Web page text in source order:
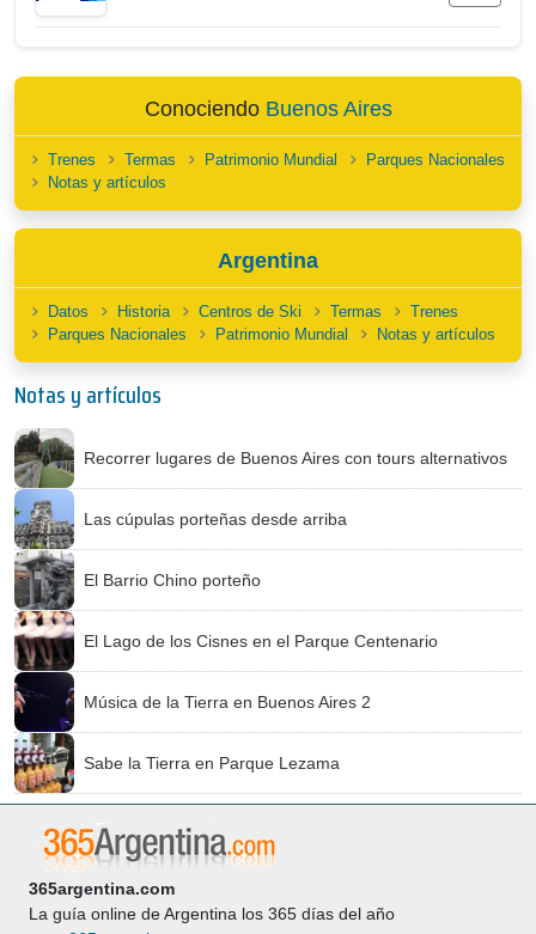
Conociendo Buenos Aires
Trenes Termas Patrimonio Mundial
Parques Nacionales
Notas y artículos
Argentina
Datos Historia Centros de Ski Termas
Trenes
Parques Nacionales
Patrimonio Mundial Notas y artículos
Notas y artículos
Recorrer lugares de Buenos Aires con tours alternativos
Las cúpulas porteñas desde arriba
El Barrio Chino porteño
El Lago de los Cisnes en el Parque Centenario
Música de la Tierra en Buenos Aires 2
Sabe la Tierra en Parque Lezama
365argentina.com
La guía online de Argentina los 365 días del año